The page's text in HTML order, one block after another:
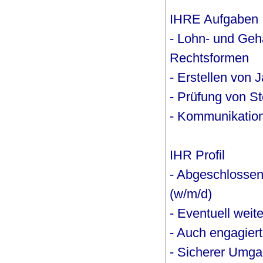
IHRE Aufgaben
- Lohn- und
Rechtsformen
- Erstellen von
- Prüfung von
-
IHR Profil
-
(w/m/d)
- Eventuell
- Auch
- Sicherer